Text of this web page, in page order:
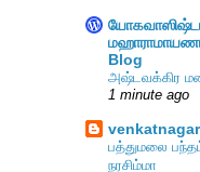
Blog
அஷ்டவக்கிர
1 minute ago
பத்துமலை
நரசிம்மா